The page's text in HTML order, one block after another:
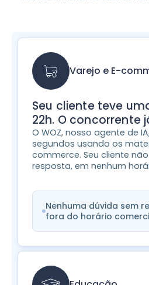
Varejo e E-
Seu cliente teve
22h. O concorrente
O WOZ, nosso agente de
segundos usando os
commerce. Seu cliente
resposta, em nenhum
Nenhuma dúvida sem
fora do horário